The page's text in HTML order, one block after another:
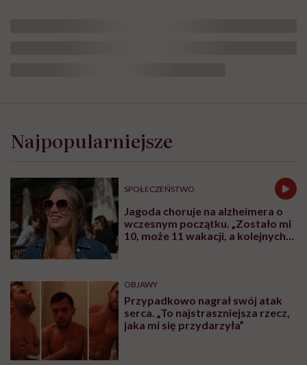
na
rodzinie
czego
współczesna
medycyna
sobie
nie
Najpopularniejsze
SPOŁECZEŃSTWO
Jagoda choruje na alzheimera o
wczesnym początku. „Zostało mi
10, może 11 wakacji, a kolejnych
OBJAWY
Przypadkowo nagrał swój atak
serca. „To najstraszniejsza rzecz,
jaka mi się przydarzyła”